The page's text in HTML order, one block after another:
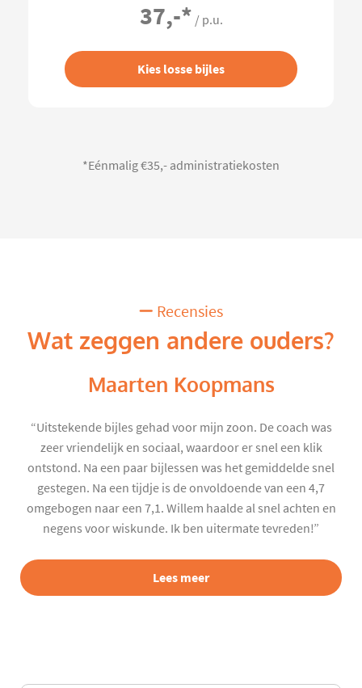
37,-* / p.u.
Kies losse bijles
*Eénmalig €35,- administratiekosten
Recensies
Wat zeggen andere ouders?
Maarten Koopmans
“Uitstekende bijles gehad voor mijn zoon. De coach was
zeer vriendelijk en sociaal, waardoor er snel een klik
ontstond. Na een paar bijlessen was het gemiddelde snel
gestegen. Na een tijdje is de onvoldoende van een 4,7
omgebogen naar een 7,1. Willem haalde al snel achten en
negens voor wiskunde. Ik ben uitermate tevreden!”
Lees meer